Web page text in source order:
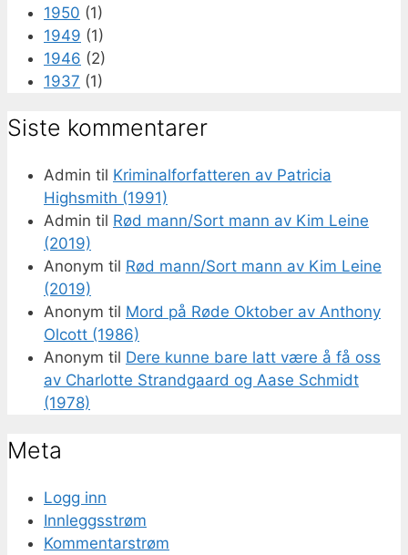
1950 (1)
1949 (1)
1946 (2)
1937 (1)
Siste kommentarer
Admin til Kriminalforfatteren av Patricia
Highsmith (1991)
Admin til Rød mann/Sort mann av Kim Leine
(2019)
Anonym til Rød mann/Sort mann av Kim Leine
(2019)
Anonym til Mord på Røde Oktober av Anthony
Olcott (1986)
Anonym til Dere kunne bare latt være å få oss
av Charlotte Strandgaard og Aase Schmidt
(1978)
Meta
Logg inn
Innleggsstrøm
Kommentarstrøm